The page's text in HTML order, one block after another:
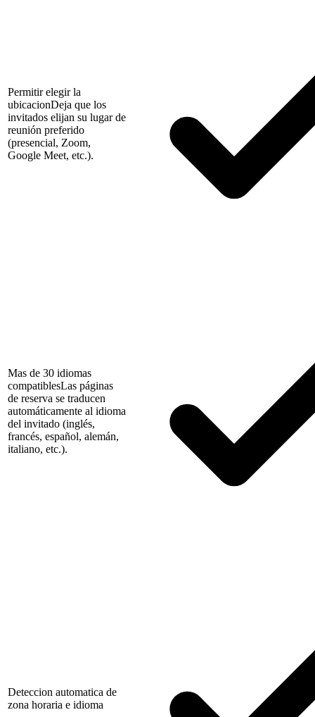
Permitir elegir la
ubicacionDeja que los
invitados elijan su lugar de
reunión preferido
(presencial, Zoom,
Google Meet, etc.).
Mas de 30 idiomas
compatiblesLas páginas
de reserva se traducen
automáticamente al idioma
del invitado (inglés,
francés, español, alemán,
italiano, etc.).
Deteccion automatica de
zona horaria e idioma